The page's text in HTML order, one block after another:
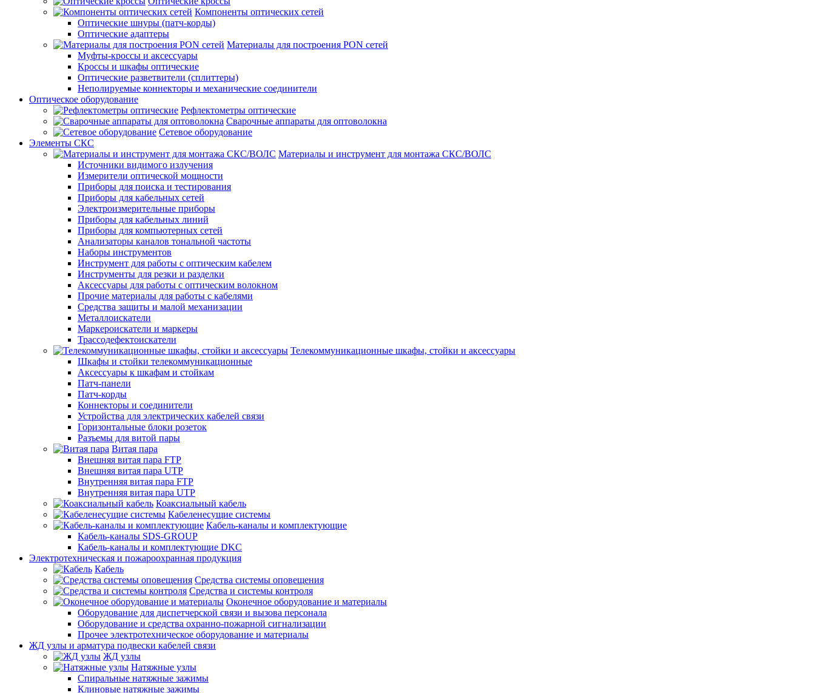
Компоненты оптических сетей
Оптические шнуры (патч-корды)
Оптические адаптеры
Материалы для построения PON сетей
Муфты-кроссы и аксессуары
Кроссы и шкафы оптические
Оптические разветвители (сплиттеры)
Неполируемые коннекторы и механические соединители
Оптическое оборудование
Рефлектометры оптические
Сварочные аппараты для оптоволокна
Сетевое оборудование
Элементы СКС
Материалы и инструмент для монтажа СКС/ВОЛС
Источники видимого излучения
Измерители оптической мощности
Приборы для поиска и тестирования
Приборы для кабельных сетей
Электроизмерительные приборы
Приборы для кабельных линий
Приборы для компьютерных сетей
Анализаторы каналов тональной частоты
Наборы инструментов
Инструмент для работы с оптическим кабелем
Инструменты для резки и разделки
Аксессуары для работы с оптическим волокном
Прочие материалы для работы с кабелями
Средства защиты и малой механизации
Металлоискатели
Маркероискатели и маркеры
Трассодефектоискатели
Телекоммуникационные шкафы, стойки и аксессуары
Шкафы и стойки телекоммуникационные
Аксессуары к шкафам и стойкам
Патч-панели
Патч-корды
Коннекторы и соединители
Устройства для электрических кабелей связи
Горизонтальные блоки розеток
Разъемы для витой пары
Витая пара
Внешняя витая пара FTP
Внешняя витая пара UTP
Внутренняя витая пара FTP
Внутренняя витая пара UTP
Коаксиальный кабель
Кабеленесущие системы
Кабель-каналы и комплектующие
Кабель-каналы SDS-GROUP
Кабель-каналы и комплектующие DKC
Электротехническая и пожароохранная продукция
Кабель
Средства системы оповещения
Средства и системы контроля
Оконечное оборудование и материалы
Оборудование для диспетчерской связи и вызова персонала
Оборудование и средства охранно-пожарной сигнализации
Прочее электротехническое оборудование и материалы
ЖД узлы и арматура подвески кабелей связи
ЖД узлы
Натяжные узлы
Спиральные натяжные зажимы
Клиновые натяжные зажимы